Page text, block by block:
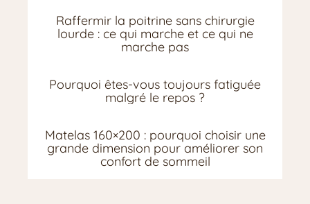
Raffermir la poitrine sans chirurgie
lourde : ce qui marche et ce qui ne
marche pas
Pourquoi êtes-vous toujours fatiguée
malgré le repos ?
Matelas 160×200 : pourquoi choisir une
grande dimension pour améliorer son
confort de sommeil